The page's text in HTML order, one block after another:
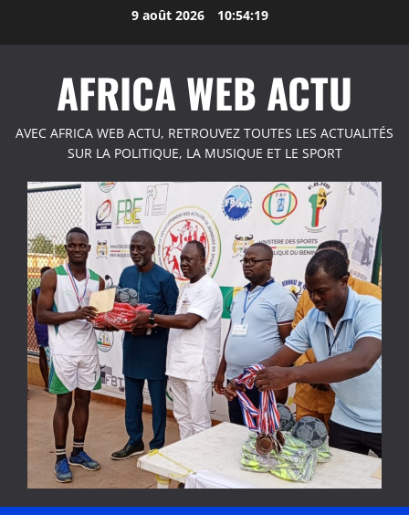
9 août 2026 10:54:19
AFRICA WEB ACTU
AVEC AFRICA WEB ACTU, RETROUVEZ TOUTES LES ACTUALITÉS
SUR LA POLITIQUE, LA MUSIQUE ET LE SPORT